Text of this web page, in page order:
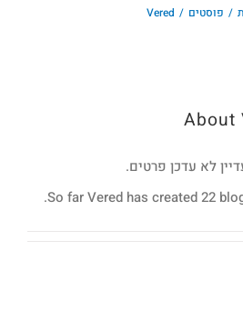
פוסטים Vered
About
לא עדכן פרטים.
So far Vered has created 22